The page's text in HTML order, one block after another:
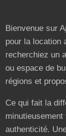
Bienvenue sur
pour la location
recherchiez un
ou espace de
régions et
Ce qui fait la
authenticité.